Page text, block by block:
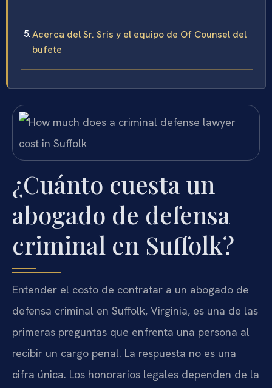
Acerca del Sr. Sris y el equipo de Of Counsel del
bufete
¿Cuánto cuesta un
abogado de defensa
criminal en Suffolk?
Entender el costo de contratar a un abogado de
defensa criminal en Suffolk, Virginia, es una de las
primeras preguntas que enfrenta una persona al
recibir un cargo penal. La respuesta no es una
cifra única. Los honorarios legales dependen de la